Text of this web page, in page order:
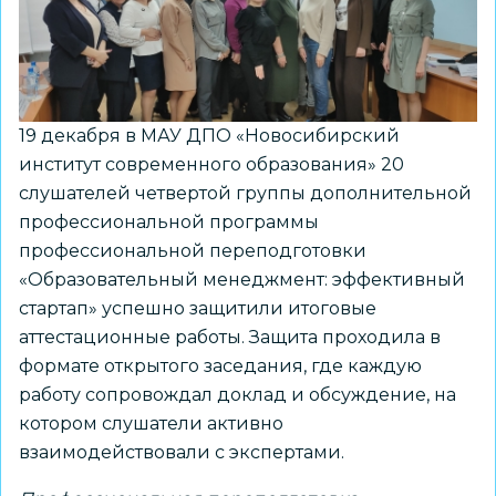
персоналом
образовательной
организации»
19 декабря в МАУ ДПО «Новосибирский
институт современного образования» 20
слушателей четвертой группы дополнительной
профессиональной программы
профессиональной переподготовки
«Образовательный менеджмент: эффективный
стартап» успешно защитили итоговые
аттестационные работы. Защита проходила в
формате открытого заседания, где каждую
работу сопровождал доклад и обсуждение, на
котором слушатели активно
взаимодействовали с экспертами.